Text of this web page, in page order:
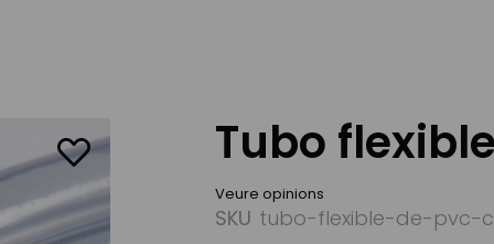
Tubo
Veure opinions
SKU tubo-flexible-de-pvc-